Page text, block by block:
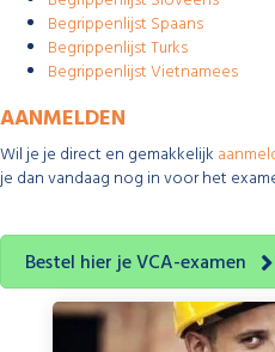
Begrippenlijst Spaans
Begrippenlijst Turks
Begrippenlijst Vietnamees
AANMELDEN
Wil je je direct en gemakkelijk
je dan vandaag nog in voor het
Bestel hier je VCA-examen